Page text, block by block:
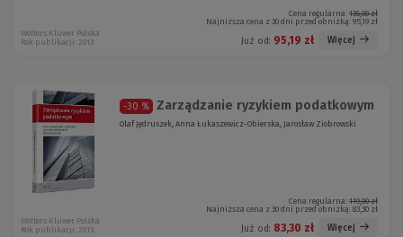
Cena regularna: 136,00 zł
Najniższa cena z 30 dni przed obniżką: 95,19 zł
Już od: 95,19 zł Więcej
Wolters Kluwer Polska
Rok publikacji: 2013
-30 % Zarządzanie ryzykiem podatkowym
Olaf Jędruszek, Anna Łukaszewicz-Obierska, Jarosław Ziobrowski
Cena regularna: 119,00 zł
Najniższa cena z 30 dni przed obniżką: 83,30 zł
Już od: 83,30 zł Więcej
Wolters Kluwer Polska
Rok publikacji: 2013